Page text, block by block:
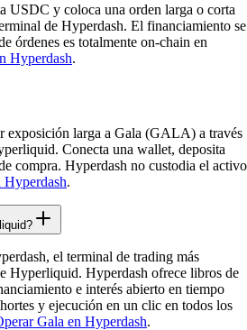
USDC y coloca una orden larga o corta
de Hyperdash. El financiamiento se
órdenes es totalmente on-chain en
Hyperdash.
exposición larga a Gala (GALA) a través
Conecta una wallet, deposita
compra. Hyperdash no custodia el activo
Hyperdash.
el terminal de trading más
Hyperliquid. Hyperdash ofrece libros de
e interés abierto en tiempo
y ejecución en un clic en todos los
Gala en Hyperdash.